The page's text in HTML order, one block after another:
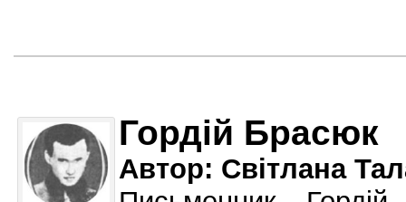
Гордій Брасюк
Автор: Світлана